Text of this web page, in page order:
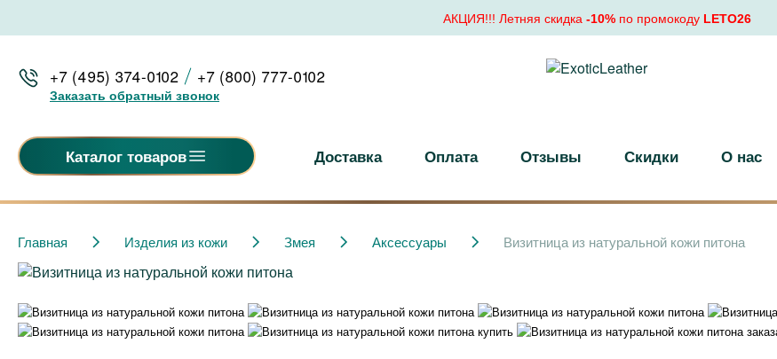
АКЦИЯ!!! Летняя скидка -10%по промокоду LETO26
+7 (495) 374-0102 +7 (800) 777-0102
Заказать обратный звонок
Каталог товаров Доставка Оплата Отзывы Скидки О нас
Главная Изделия из кожи Змея Аксессуары Визитница из натуральной кожи питона